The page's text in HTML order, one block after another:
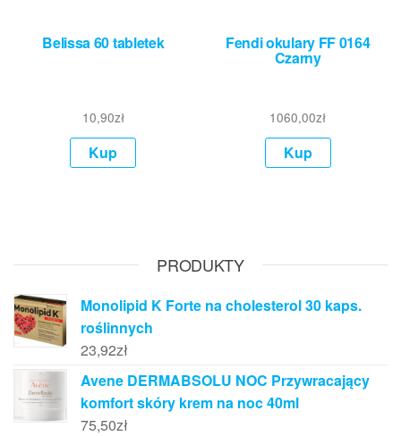
Belissa 60 tabletek
10,90zł
Kup
Fendi okulary FF 0164
Czarny
1060,00zł
Kup
PRODUKTY
Monolipid K Forte na cholesterol 30 kaps.
roślinnych
23,92zł
Avene DERMABSOLU NOC Przywracający
komfort skóry krem na noc 40ml
75,50zł